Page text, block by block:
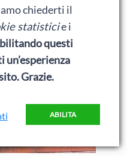
chiederti il
statisticie i
questi
Grazie.
ABILITA